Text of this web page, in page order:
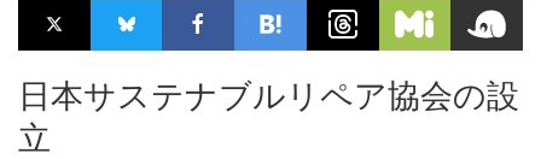
日本サステナブルリペア協会の設
立